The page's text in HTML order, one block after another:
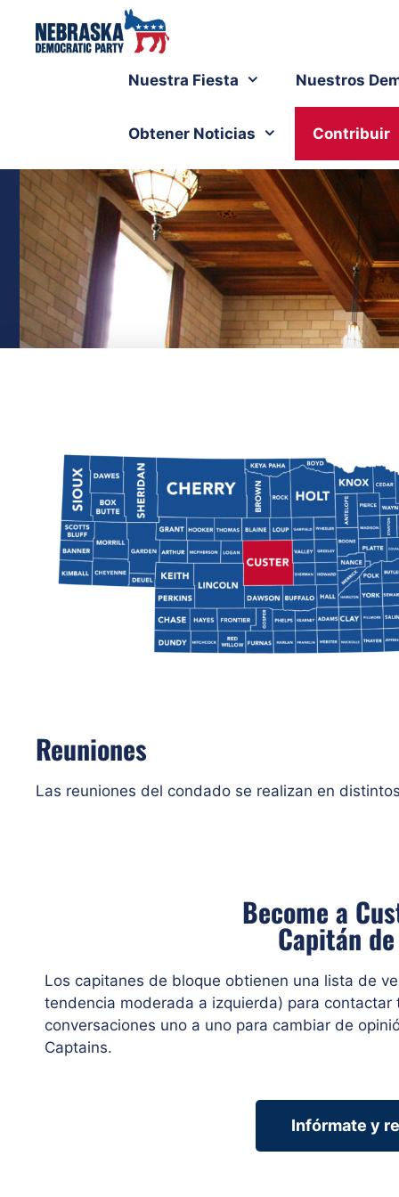
Nuestra Fiesta Nuestros
Obtener Noticias Contribuir
Reuniones
Las reuniones del condado se realizan en
Become a
Capitán
Los capitanes de bloque obtienen una lista de
tendencia moderada a izquierda) para contactar
conversaciones uno a uno para cambiar de
Captains.
Infórmate y